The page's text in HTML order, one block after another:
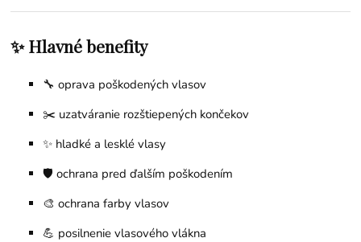
✨ Hlavné benefity
🔧 oprava poškodených vlasov
✂️ uzatváranie rozštiepených končekov
✨ hladké a lesklé vlasy
🛡️ ochrana pred ďalším poškodením
🎨 ochrana farby vlasov
💪 posilnenie vlasového vlákna